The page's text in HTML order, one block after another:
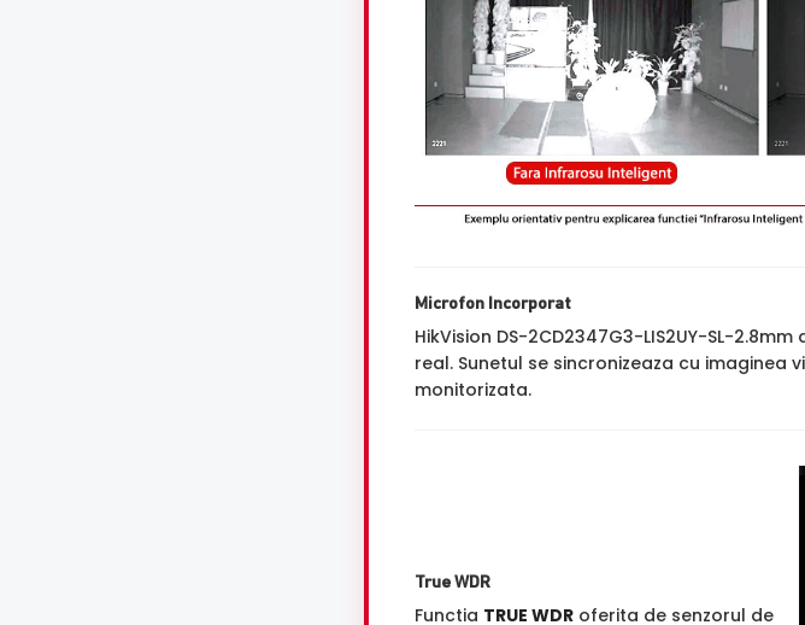
Microfon Incorporat
HikVision DS-2CD2347G3-LIS2UY-SL-2.8mm
real. Sunetul se sincronizeaza cu
monitorizata.
True WDR
Functia TRUE WDR oferita de senzorul de